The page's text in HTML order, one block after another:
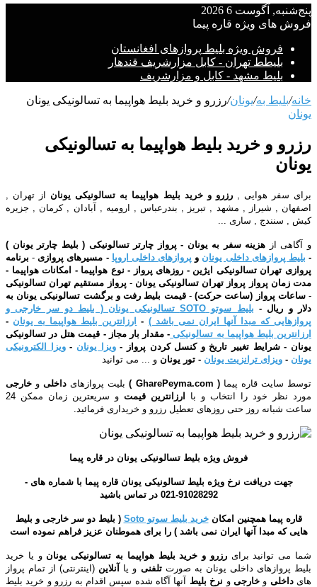
پنج‌شنبه, آگوست 6 2026
فروش های ویژه قاره پیما
فروش ویژه بلیط پروازهای افغانستان
بلیطط تهران - کابل مزارشریف قندهار
بلیط مشهد - کابل و مزارشریف
خانه/بلیط به/یونان/رزرو و خرید بلیط هواپیما به تسالونیکی یونان
یونان
رزرو و خرید بلیط هواپیما به تسالونیکی
یونان
برای سفر هوایی ,رزرو و خرید بلیط هواپیما به تسالونیکی یونان از تهران ,
اصفهان , شیراز , مشهد , تبریز , بندرعباس , ارومیه , آبادان , کرمان , جزیره
کیش , سنندج , ساری ...
و آگاهی از هزینه سفر به یونان - پرواز چارتر تسالونیکی ( بلیط چارتر یونان )
- بلیط پروازهای داخلی یونان و پروازهای داخلی اروپا - مسیرهای پروازی-برنامه
پروازی تهران تسالونیکی ایژین - روزهای پرواز - نوع هواپیما - امکانات هواپیما -
مدت زمان پرواز پرواز تهران تسالونیکی یونان - پرواز مستقیم تهران تسالونیکی
-ساعات پرواز (ساعت حرکت)- قیمت بلیط رفت و برگشت تسالونیکی یونان به
دلار و ریال -
بلیط سوتو SOTO تسالونیکی یونان ( بلیط دو سر خارجی و
پروازهایی که مبدا آنها ایران نمی باشد ) - ارزانترین بلیط هواپیما به یونان -
ارزانترین بلیط هواپیما به تسالونیکی - مقدار بار مجاز - قیمت هتل در تسالونیکی
یونان - شرایط تغییر تاریخ و کنسل کردن پرواز -ویزا یونان -ویزا الکترونیکی
یونان - ویزای ترانزیت یونان - تور یونان و ... می توانید
توسط سایت قاره پیما( GharePeyma.com ) بلیت پروازهای داخلیو خارجی
مورد نظر خود را انتخاب و با
ارزانترین قیمت
و سریعترین زمان ممکن 24
ساعت شبانه روز حتی روزهای تعطیل رزرو و خریداری فرمائید.
فروش ویژه بلیط تسالونیکی یونان در قاره پیما
جهت دریافت نرخ ویژه بلیط تسالونیکی یونان قاره پیما با شماره های -
91028292-021 در تماس باشید
قاره پیما همچنین امکانخرید بلیط سوتو Soto
( بلیط دو سر خارجی و بلیط
هایی که مبدا آنها ایران نمی باشد ) را برای هموطنان عزیز فراهم نموده است
شما می توانید برایرزرو و خرید بلیط هواپیما به تسالونیکی یونان و یا خرید
بلیط پروازهای داخلی یونان به صورتتلفنی و یا آنلاین (اینترنتی)از تمام پرواز
هایداخلی وخارجی و نرخ بلیط آنها آگاه شده سپس اقدام به رزرو و خرید بلیط